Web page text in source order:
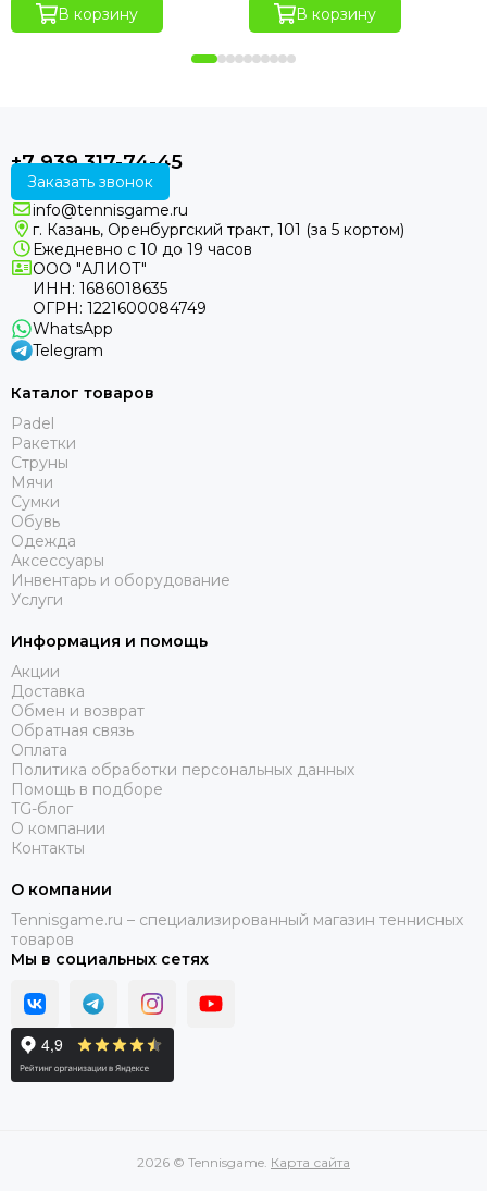
В корзину
В корзину
+7 939 317-74-45
Заказать звонок
info@tennisgame.ru
г. Казань, Оренбургский тракт, 101 (за 5 кортом)
Ежедневно с 10 до 19 часов
ООО "АЛИОТ"
ИНН: 1686018635
ОГРН: 1221600084749
WhatsApp
Telegram
Каталог товаров
Padel
Ракетки
Струны
Мячи
Сумки
Обувь
Одежда
Аксессуары
Инвентарь и оборудование
Услуги
Информация и помощь
Акции
Доставка
Обмен и возврат
Обратная связь
Оплата
Политика обработки персональных данных
Помощь в подборе
TG-блог
О компании
Контакты
О компании
Tennisgame.ru – специализированный магазин теннисных
товаров
Мы в социальных сетях
2026 © Tennisgame. Карта сайта